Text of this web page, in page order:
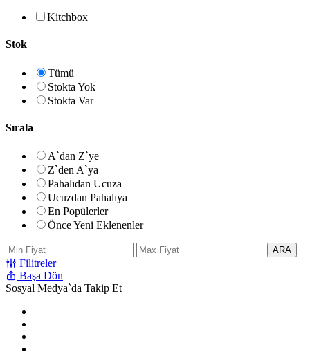
Kitchbox
Stok
Tümü
Stokta Yok
Stokta Var
Sırala
A`dan Z`ye
Z`den A`ya
Pahalıdan Ucuza
Ucuzdan Pahalıya
En Popülerler
Önce Yeni Eklenenler
ARA
Filitreler
Başa Dön
Sosyal Medya`da Takip Et